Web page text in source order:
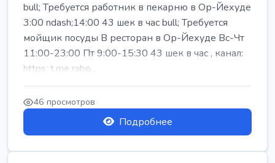
bull; Требуется работник в пекарню в Ор-Йехуде
3:00 ndash;14:00 43 шек в час bull; Требуется
мойщик посуды В ресторан в Ор-Йехуде Вс-Чт
11:00-23:00 Пт 9:00-15:30 43 шек в час , канал:
https: t.me rabo...
46 просмотров
Подробнее